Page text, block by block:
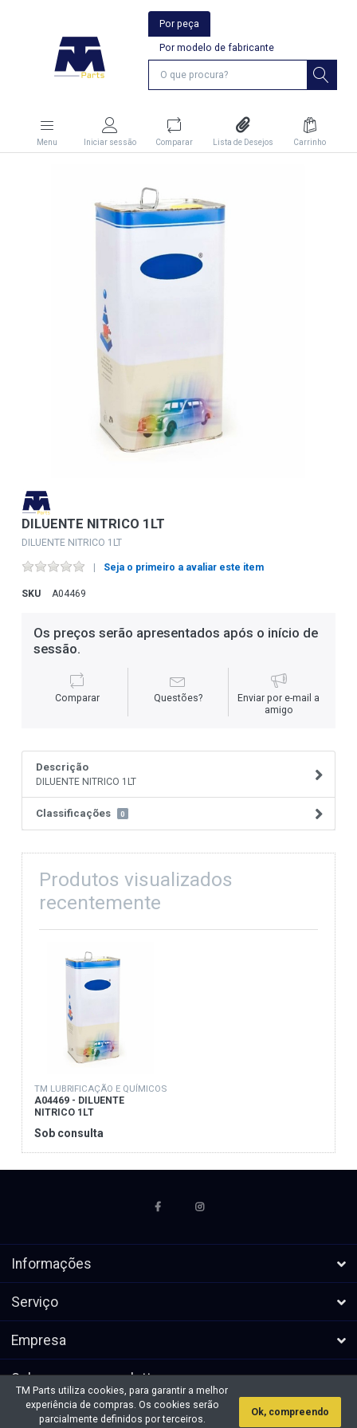
Por peça
Por modelo de fabricante
Menu Iniciar sessão Comparar Lista de Desejos Carrinho
DILUENTE NITRICO 1LT
DILUENTE NITRICO 1LT
Seja o primeiro a avaliar este item
SKU A04469
Os preços serão apresentados após o início de
sessão.
Comparar Questões?
Enviar por e-mail a
amigo
Descrição
DILUENTE NITRICO 1LT
Classificações 0
Produtos visualizados
recentemente
TM LUBRIFICAÇÃO E QUÍMICOS
A04469 - DILUENTE
NITRICO 1LT
Sob consulta
Informações
Serviço
Empresa
Subscrever a newsletters
* Todos os preços excl. IVA, mais
Direitos de autor &cópia; 2026 TM
TM Parts utiliza cookies, para garantir a melhor
experiência de compras. Os cookies serão
parcialmente definidos por terceiros.
Ok, compreendo